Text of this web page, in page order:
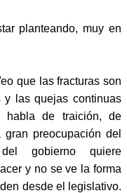
planteando, muy en
que las fracturas son
las quejas continuas
habla de traición, de
preocupación del
gobierno quiere
y no se ve la forma
desde el legislativo.